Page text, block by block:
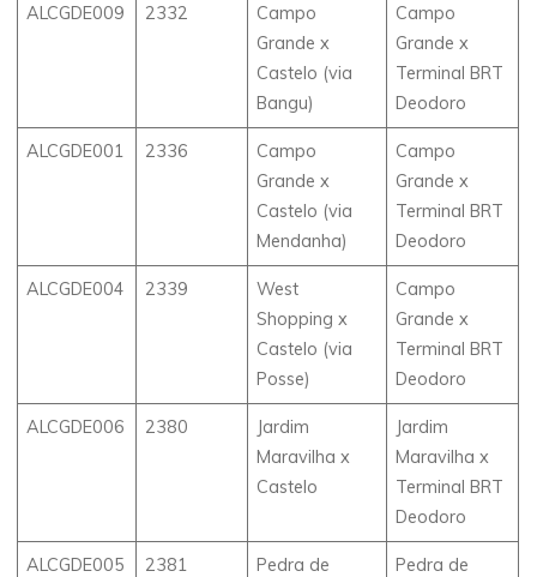
ALCGDE009 2332
Campo
Grande x
Castelo (via
Bangu)
Campo
Grande x
Terminal BRT
Deodoro
ALCGDE001 2336
Campo
Grande x
Castelo (via
Mendanha)
Campo
Grande x
Terminal BRT
Deodoro
ALCGDE004 2339
West
Shopping x
Castelo (via
Posse)
Campo
Grande x
Terminal BRT
Deodoro
ALCGDE006 2380
Jardim
Maravilha x
Castelo
Jardim
Maravilha x
Terminal BRT
Deodoro
ALCGDE005 2381
Pedra de
Pedra de